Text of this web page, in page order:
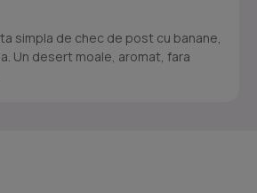
simpla de chec de post cu banane,
Un desert moale, aromat, fara